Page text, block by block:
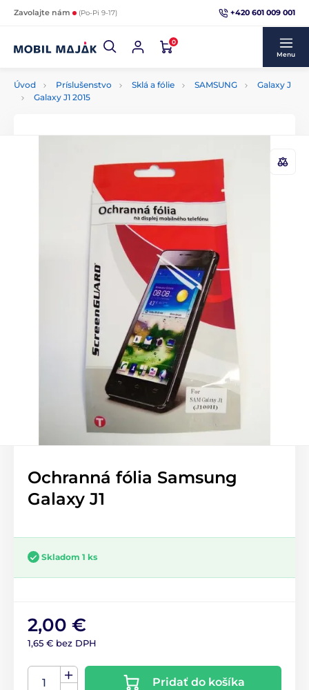
Zavolajte nám (Po-Pi 9-17) +420 601 009 001
0
Menu
Úvod Príslušenstvo Sklá a fólie SAMSUNG
Galaxy J
Galaxy J1 2015
Ochranná fólia Samsung
Galaxy J1
Skladom 1 ks
2,00 €
1,65 € bez DPH
Pridať do košíka